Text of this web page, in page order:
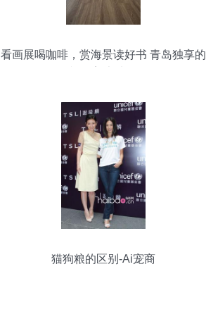
看画展喝咖啡，赏海景读好书 青岛独享的
猫狗粮的区别-Ai宠商